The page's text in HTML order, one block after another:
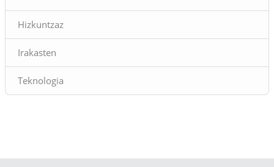
Hizkuntzaz
Irakasten
Teknologia